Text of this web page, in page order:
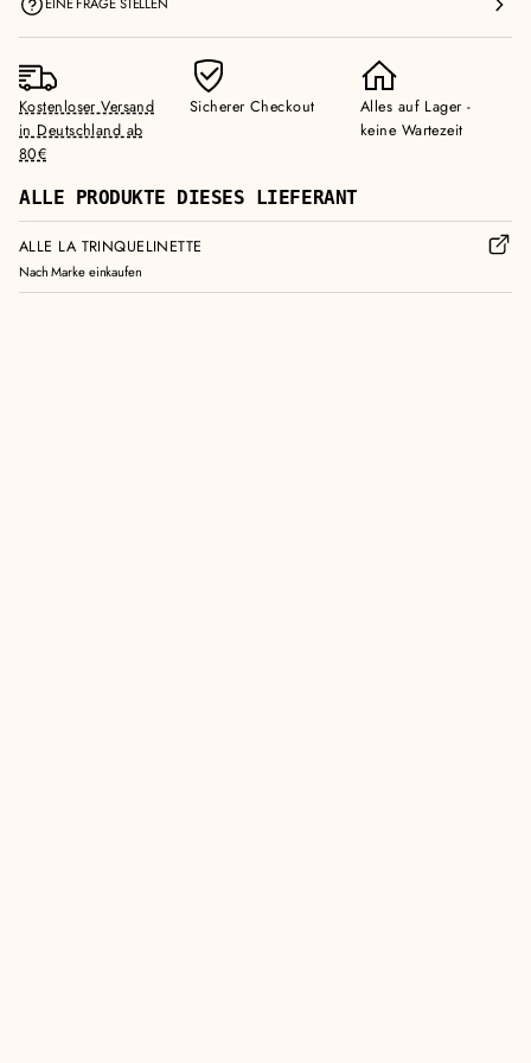
e
r
i
n
g
e
n
r
h
e
n
EINE FRAGE STELLEN
Kostenloser Versand
in Deutschland ab
80€
Sicherer Checkout
Alles auf Lager -
keine Wartezeit
ALLE PRODUKTE DIESES LIEFERANT
ALLE LA TRINQUELINETTE
Nach Marke einkaufen